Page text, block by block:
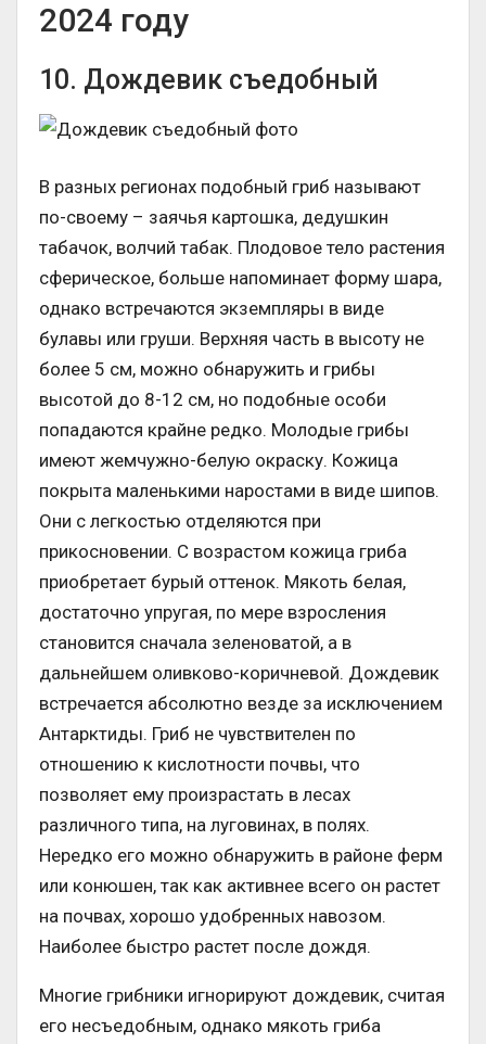
2024 году
10. Дождевик съедобный
В разных регионах подобный гриб называют
по-своему – заячья картошка, дедушкин
табачок, волчий табак. Плодовое тело растения
сферическое, больше напоминает форму шара,
однако встречаются экземпляры в виде
булавы или груши. Верхняя часть в высоту не
более 5 см, можно обнаружить и грибы
высотой до 8-12 см, но подобные особи
попадаются крайне редко. Молодые грибы
имеют жемчужно-белую окраску. Кожица
покрыта маленькими наростами в виде шипов.
Они с легкостью отделяются при
прикосновении. С возрастом кожица гриба
приобретает бурый оттенок. Мякоть белая,
достаточно упругая, по мере взросления
становится сначала зеленоватой, а в
дальнейшем оливково-коричневой. Дождевик
встречается абсолютно везде за исключением
Антарктиды. Гриб не чувствителен по
отношению к кислотности почвы, что
позволяет ему произрастать в лесах
различного типа, на луговинах, в полях.
Нередко его можно обнаружить в районе ферм
или конюшен, так как активнее всего он растет
на почвах, хорошо удобренных навозом.
Наиболее быстро растет после дождя.
Многие грибники игнорируют дождевик, считая
его несъедобным, однако мякоть гриба